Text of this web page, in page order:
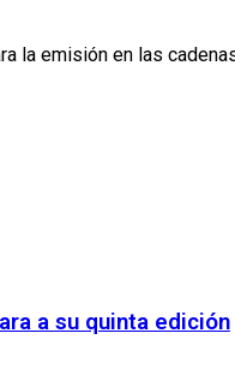
la emisión en las
a su quinta edición